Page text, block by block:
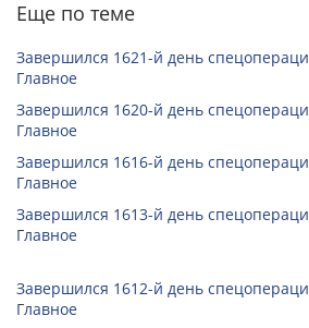
Еще по теме
Завершился 1621-й день
Главное
Завершился 1620-й день
Главное
Завершился 1616-й день
Главное
Завершился 1613-й день
Главное
Завершился 1612-й день
Главное